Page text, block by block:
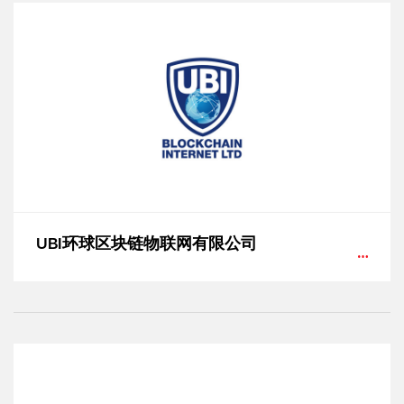
UBI环球区块链物联网有限公司